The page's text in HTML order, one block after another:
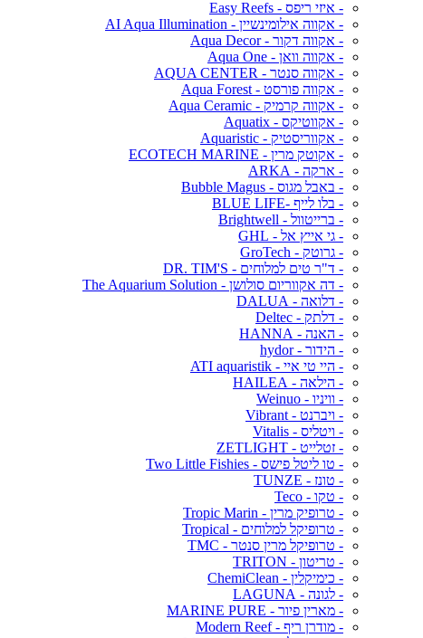
- איזי ריפס - Easy Reefs
- אקווה אילומינשיין - AI Aqua Illumination
- אקווה דקור - Aqua Decor
- אקווה וואן - Aqua One
- אקווה סנטר - AQUA CENTER
- אקווה פורסט - Aqua Forest
- אקווה קרמיק - Aqua Ceramic
- אקווטיקס - Aquatix
- אקווריסטיק - Aquaristic
- אקוטק מרין - ECOTECH MARINE
- ארקה - ARKA
- באבל מגוס - Bubble Magus
- בלו לייף -BLUE LIFE
- ברייטוול - Brightwell
- גי אייץ אל - GHL
- גרוטק - GroTech
- ד"ר טים למלוחים - DR. TIM'S
- דה אקווריום סולושן - The Aquarium Solution
- דלואה - DALUA
- דלתק - Deltec
- האנה - HANNA
- הידור - hydor
- היי טי איי - ATI aquaristik
- הילאה - HAILEA
- וויניו - Weinuo
- ויברנט - Vibrant
- ויטליס - Vitalis
- זטלייט - ZETLIGHT
- טו ליטל פישס - Two Little Fishies
- טונז - TUNZE
- טקו - Teco
- טרופיק מרין - Tropic Marin
- טרופיקל למלוחים - Tropical
- טרופיקל מרין סנטר - TMC
- טריטון - TRITON
- כימיקלין - ChemiClean
- לגונה - LAGUNA
- מארין פיור - MARINE PURE
- מודרן ריף - Modern Reef